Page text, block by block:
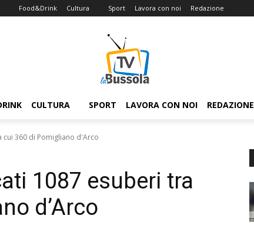
Food&Drink Cultura Sport Lavora con noi Redazione
CULTURA SPORT LAVORA CON NOI REDAZIONE
cui 360 di Pomigliano d'Arco
1087 esuberi tra
d’Arco